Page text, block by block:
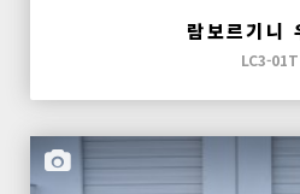
람보르기니
LC3-01T